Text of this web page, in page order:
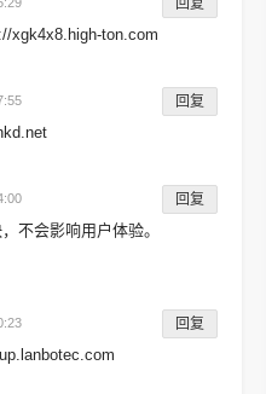
回复
xgk4x8.high-ton.com
回复
回复
不会影响用户体验。
回复